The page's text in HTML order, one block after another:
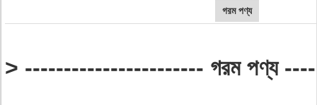
গরম পণ্য
> ----------------------- গরম পণ্য